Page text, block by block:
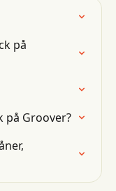
på
på Groover?